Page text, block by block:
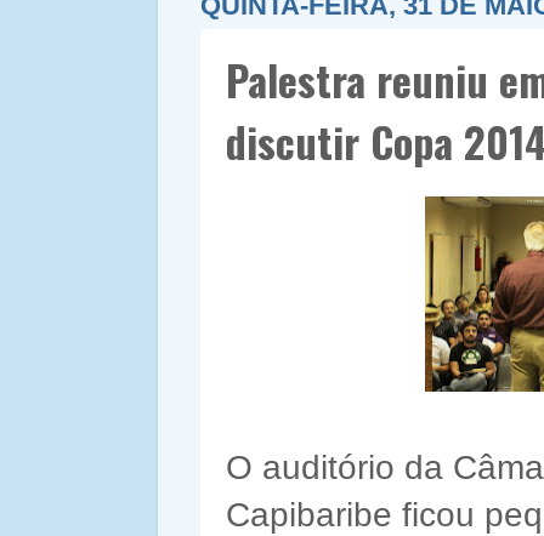
Palestra reuniu
discutir Copa
O auditório da
Capibaribe ficou